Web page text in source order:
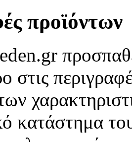
προϊόντων
στις
κατάστημα